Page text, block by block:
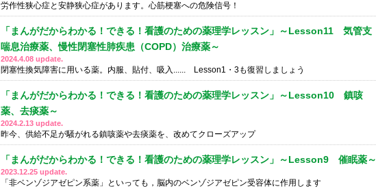
労作性狭心症と安静狭心症があります。心筋梗塞への危険信号！
「まんがだからわかる！できる！看護のための薬理学レッスン」～Lesson11 気管支
喘息治療薬、慢性閉塞性肺疾患（COPD）治療薬～
2024.4.08 update.
閉塞性換気障害に用いる薬。内服、貼付、吸入...... Lesson1・3も復習しましょう
「まんがだからわかる！できる！看護のための薬理学レッスン」～Lesson10 鎮咳
薬、去痰薬～
2024.2.13 update.
昨今、供給不足が騒がれる鎮咳薬や去痰薬を、改めてクローズアップ
「まんがだからわかる！できる！看護のための薬理学レッスン」～Lesson9 催眠薬～
2023.12.25 update.
「非ベンゾジアゼピン系薬」といっても，脳内のベンゾジアゼピン受容体に作用します